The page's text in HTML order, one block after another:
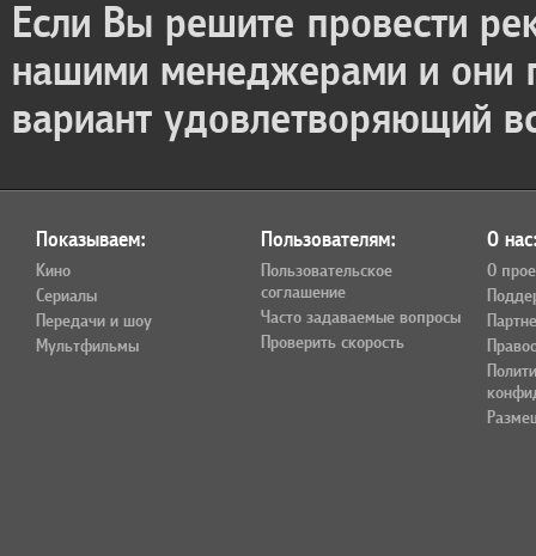
Если Вы решите провести
нашими менеджерами и
вариант удовлетворяющий
Показываем:
Кино
Сериалы
Передачи и шоу
Мультфильмы
Пользователям:
Пользовательское
соглашение
Часто задаваемые вопросы
Проверить скорость
О
О